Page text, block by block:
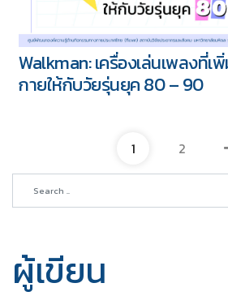
Walkman: เครื่องเล่นเพลงที่เ
กายให้กับวัยรุ่นยุค 80 – 90
1 2
ผู้เขียน